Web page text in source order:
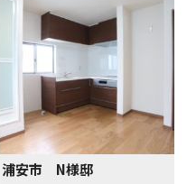
浦安市 N様邸